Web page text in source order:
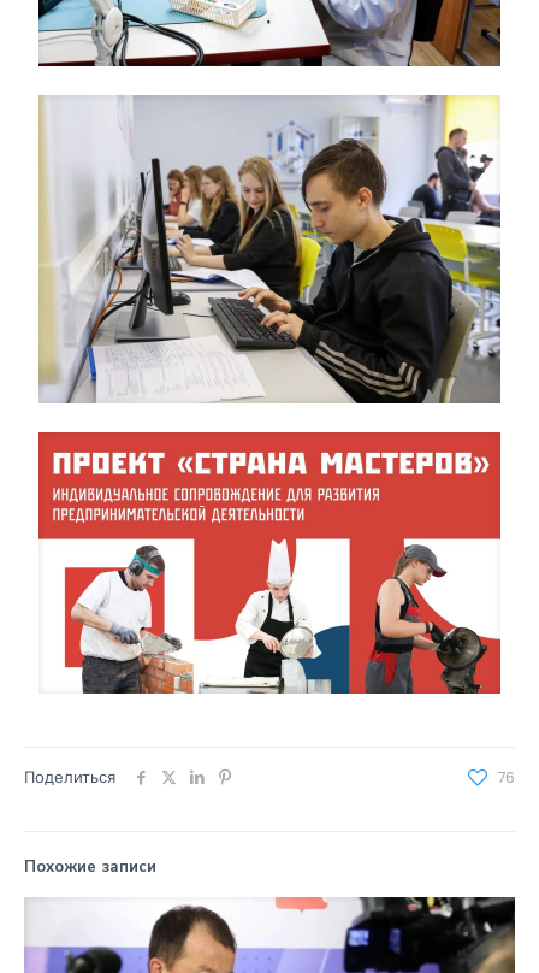
Поделиться 76
Похожие записи